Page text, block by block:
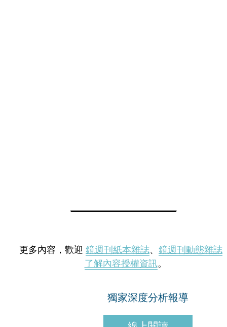
更多內容，歡迎 鏡週刊紙本雜誌、 鏡週刊動態雜誌
了解內容授權資訊。
獨家深度分析報導